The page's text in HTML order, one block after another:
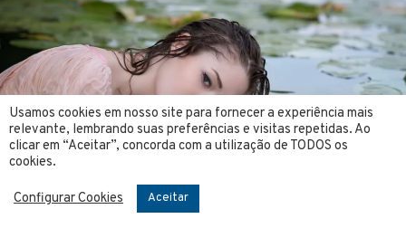
Usamos cookies em nosso site para fornecer a experiência mais
relevante, lembrando suas preferências e visitas repetidas. Ao
clicar em “Aceitar”, concorda com a utilização de TODOS os
cookies.
Configurar Cookies Aceitar